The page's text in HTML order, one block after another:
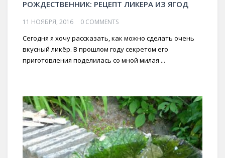
РОЖДЕСТВЕННИК: РЕЦЕПТ ЛИКЕРА ИЗ ЯГОД
11 НОЯБРЯ, 2016 0 COMMENTS
Сегодня я хочу рассказать, как можно сделать очень
вкусный ликёр. В прошлом году секретом его
приготовления поделилась со мной милая ...